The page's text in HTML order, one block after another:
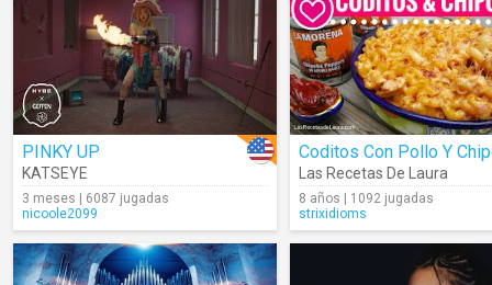
PINKY UP
KATSEYE
3 meses | 6087 jugadas
nicoole2099
Coditos Con Pollo Y
Las Recetas De Laura
8 años | 1092 jugadas
strixidioms